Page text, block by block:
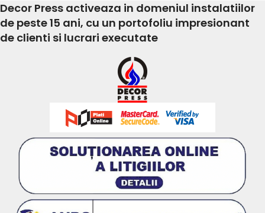
Decor Press activeaza in domeniul instalatiilor
de peste 15 ani, cu un portofoliu impresionant
de clienti si lucrari executate